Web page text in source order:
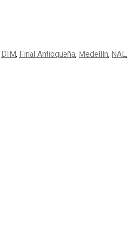
DIM, Final Antioqueña, Medellín, NAL,